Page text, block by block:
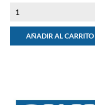
AÑADIR AL CARRITO